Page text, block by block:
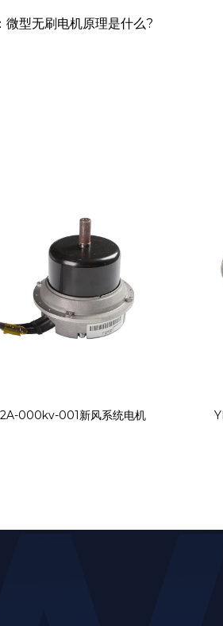
微型无刷电机原理是什么?
000kv-001新风系统电机